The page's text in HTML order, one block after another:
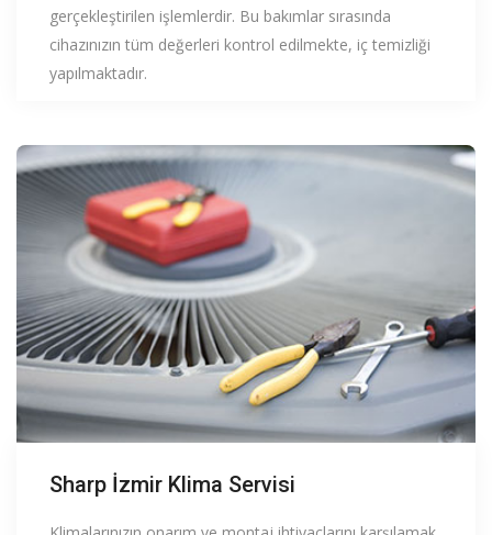
gerçekleştirilen işlemlerdir. Bu bakımlar sırasında
cihazınızın tüm değerleri kontrol edilmekte, iç temizliği
yapılmaktadır.
Sharp İzmir Klima Servisi